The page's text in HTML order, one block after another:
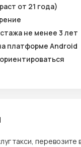
от 21 года)
не менее 3 лет
платформе Android
такси, перевозите